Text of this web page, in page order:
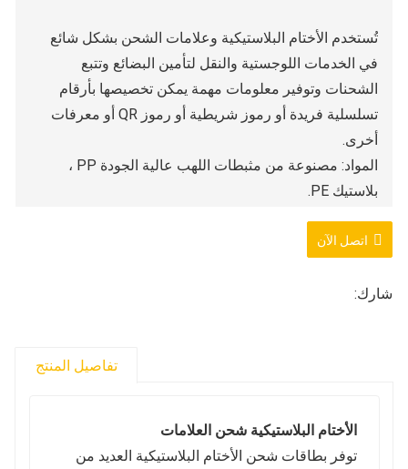
تُستخدم الأختام البلاستيكية وعلامات الشحن بشكل شائع
في الخدمات اللوجستية والنقل لتأمين البضائع وتتبع
الشحنات وتوفير معلومات مهمة يمكن تخصيصها بأرقام
تسلسلية فريدة أو رموز شريطية أو رموز QR أو معرفات
أخرى.
المواد: مصنوعة من مثبطات اللهب عالية الجودة PP ،
بلاستيك PE.
اللون: أحمر ، أزرق ، أصفر ، أخضر ، وألوان أخرى
ختم الأختام: طباعة أرقام التشغيل والشعارات والوحدات
اتصل الآن
شارك:
تفاصيل المنتج
الأختام البلاستيكية شحن العلامات
توفر بطاقات شحن الأختام البلاستيكية العديد من